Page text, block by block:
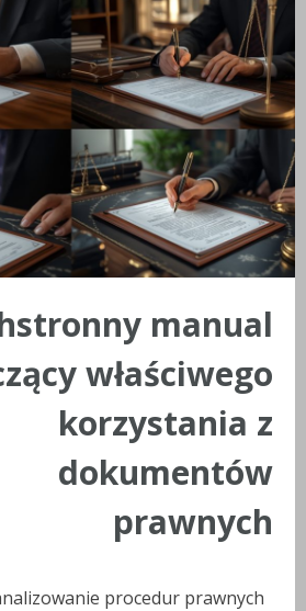
manual
właściwego
korzystania z
dokumentów
prawnych
procedur prawnych